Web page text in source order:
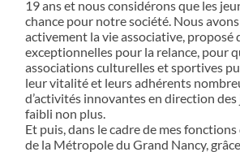
19 ans et nous considérons que les
chance pour notre société. Nous
activement la vie associative, proposé
exceptionnelles pour la relance, pour
associations culturelles et sportives
leur vitalité et leurs adhérents
d’activités innovantes en direction des
faibli non plus.
Et puis, dans le cadre de mes
de la Métropole du Grand Nancy,